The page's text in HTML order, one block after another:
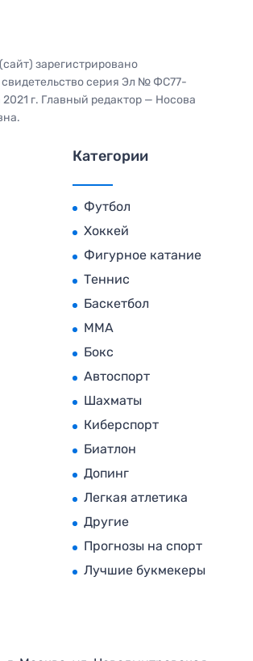
зарегистрировано
серия Эл № ФС77-
г. Главный редактор — Носова
Категории
Футбол
Хоккей
Фигурное катание
Теннис
Баскетбол
MMA
Бокс
Автоспорт
Шахматы
Киберспорт
Биатлон
Допинг
Легкая атлетика
Другие
Прогнозы на спорт
Лучшие букмекеры